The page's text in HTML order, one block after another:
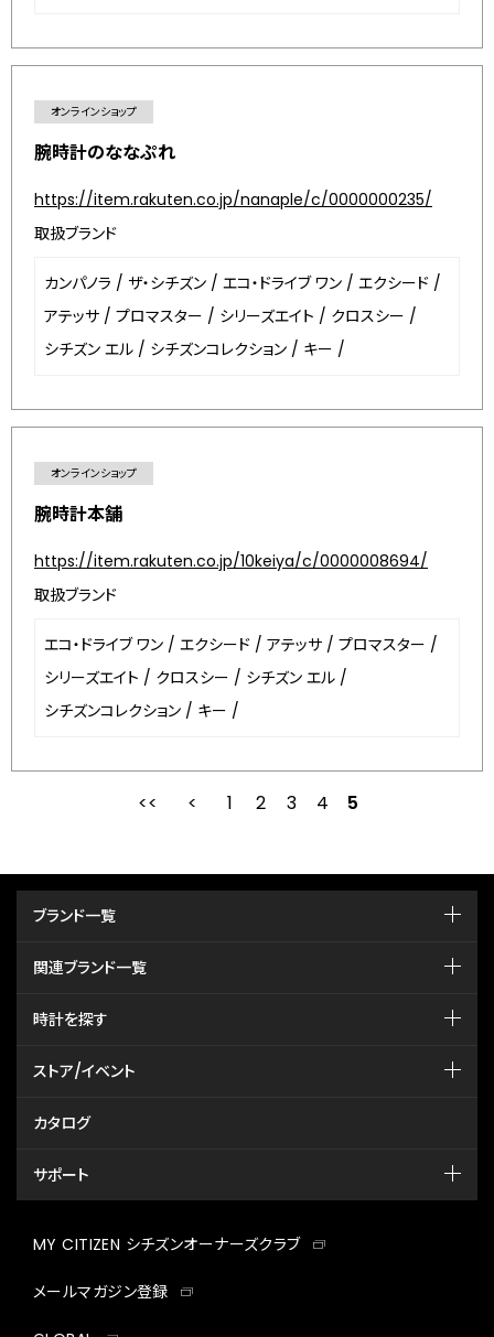
オンラインショップ
腕時計のななぷれ
https://item.rakuten.co.jp/nanaple/c/0000000235/
取扱ブランド
カンパノラ / ザ・シチズン / エコ・ドライブ ワン / エクシード /
アテッサ / プロマスター / シリーズエイト / クロスシー /
シチズン エル / シチズンコレクション / キー /
オンラインショップ
腕時計本舗
https://item.rakuten.co.jp/10keiya/c/0000008694/
取扱ブランド
エコ・ドライブ ワン / エクシード / アテッサ / プロマスター /
シリーズエイト / クロスシー / シチズン エル /
シチズンコレクション / キー /
最初 前
1 2 3 4 5
ブランド一覧
関連ブランド一覧
時計を探す
ストア/イベント
カタログ
サポート
MY CITIZEN シチズンオーナーズクラブ
メールマガジン登録